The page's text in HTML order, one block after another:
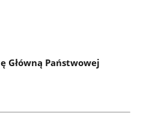
Główną Państwowej